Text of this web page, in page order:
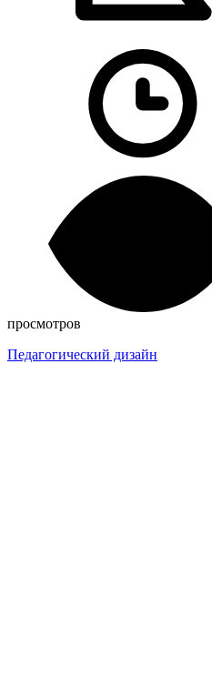
просмотров
Педагогический дизайн